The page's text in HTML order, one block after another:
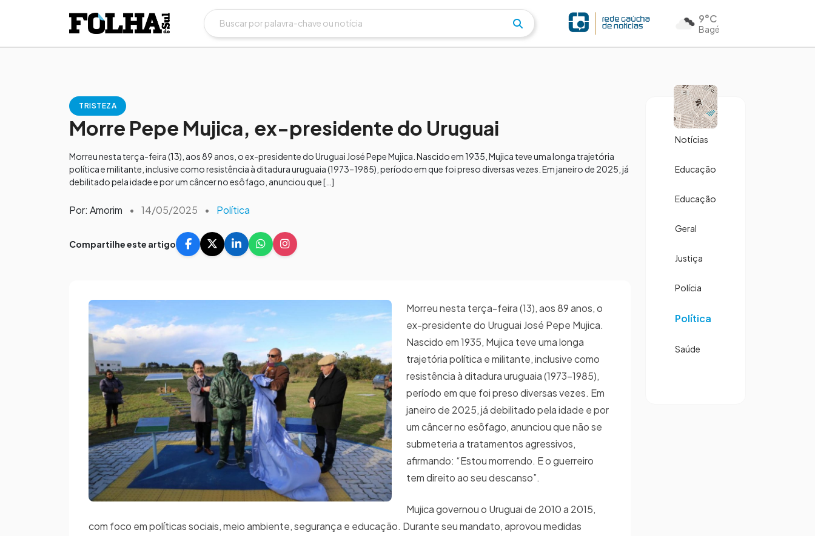
9°C
Bagé
TRISTEZA
Morre Pepe Mujica, ex-presidente do Uruguai
Morreu nesta terça-feira (13), aos 89 anos, o ex-presidente do Uruguai José Pepe Mujica. Nascido em 1935, Mujica teve uma longa trajetória
política e militante, inclusive como resistência à ditadura uruguaia (1973–1985), período em que foi preso diversas vezes. Em janeiro de 2025, já
debilitado pela idade e por um câncer no esôfago, anunciou que […]
Por: Amorim • 14/05/2025 • Política
Compartilhe este artigo
Morreu nesta terça-feira (13), aos 89 anos, o
ex-presidente do Uruguai José Pepe Mujica.
Nascido em 1935, Mujica teve uma longa
trajetória política e militante, inclusive como
resistência à ditadura uruguaia (1973–1985),
período em que foi preso diversas vezes. Em
janeiro de 2025, já debilitado pela idade e por
um câncer no esôfago, anunciou que não se
submeteria a tratamentos agressivos,
afirmando: “Estou morrendo. E o guerreiro
tem direito ao seu descanso”.
Mujica governou o Uruguai de 2010 a 2015,
com foco em políticas sociais, meio ambiente, segurança e educação. Durante seu mandato, aprovou medidas
Notícias
Educação
Educação
Geral
Justiça
Polícia
Política
Saúde